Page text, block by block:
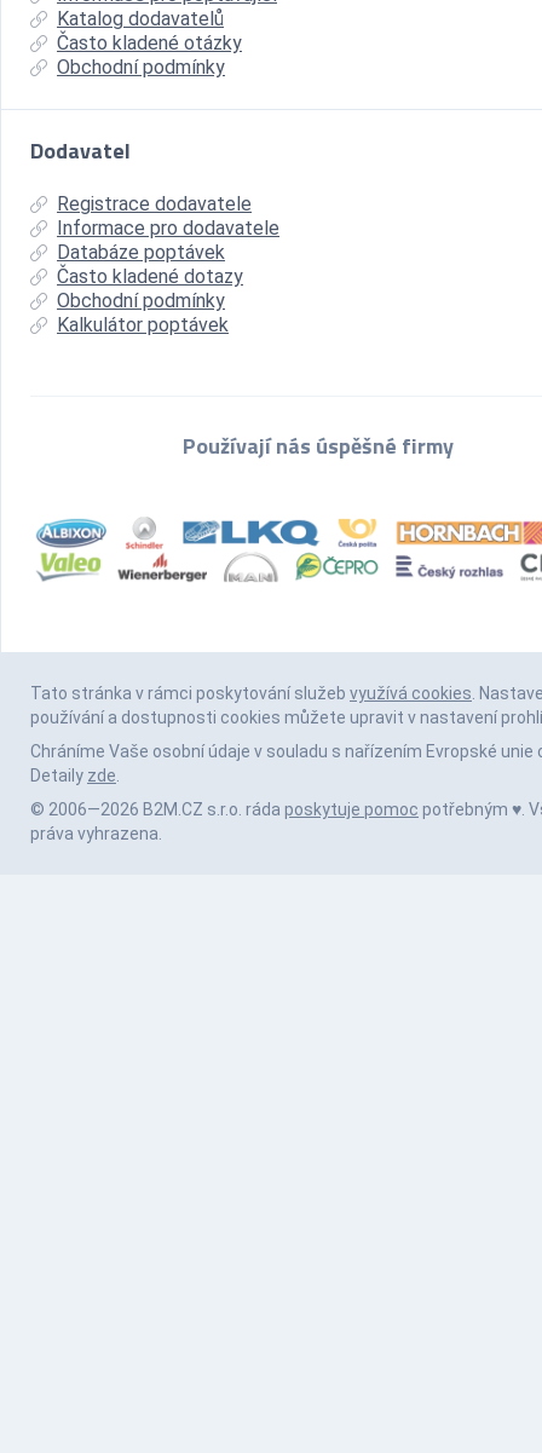
Katalog dodavatelů
Často kladené otázky
Obchodní podmínky
Dodavatel
Registrace dodavatele
Informace pro dodavatele
Databáze poptávek
Často kladené dotazy
Obchodní podmínky
Kalkulátor poptávek
Používají nás úspěšné firmy
Tato stránka v rámci poskytování služeb využívá cookies .
používání a dostupnosti cookies můžete upravit v nastavení
Chráníme Vaše osobní údaje v souladu s nařízením Evropské unie
Detaily zde
© 2006—2026 B2M.CZ s.r.o. ráda poskytuje pomoc potřebným ♥️.
práva vyhrazena.